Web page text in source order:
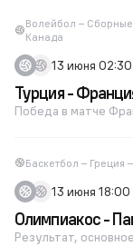
Волейбол –
Канада
13 июня 02:30
Турция -
Победа в матче
Баскетбол –
13 июня 18:00
Олимпиакос -
Результат,